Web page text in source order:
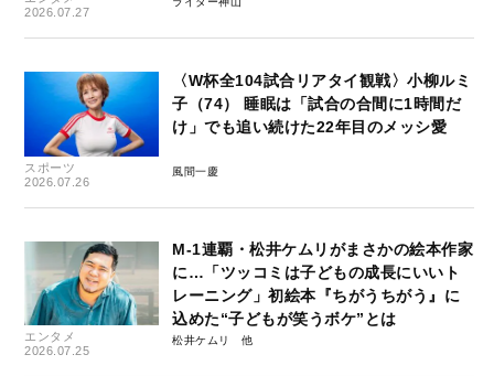
2026.07.27
スポーツ
2026.07.26
〈W杯全104試合リアタイ観戦〉小柳ルミ
子（74） 睡眠は「試合の合間に1時間だ
け」でも追い続けた22年目のメッシ愛
風間一慶
エンタメ
2026.07.25
M-1連覇・松井ケムリがまさかの絵本作家
に…「ツッコミは子どもの成長にいいト
レーニング」初絵本『ちがうちがう』に
込めた“子どもが笑うボケ”とは
松井ケムリ